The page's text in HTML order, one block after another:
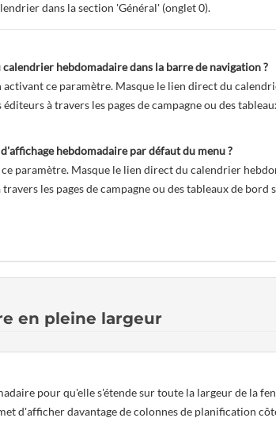
dans la section 'Général' (onglet 0).
hebdomadaire dans la barre de navigation ?
ce paramètre. Masque le lien direct du
à travers les pages de campagne ou des
hebdomadaire par défaut du menu ?
paramètre. Masque le lien direct du calendrier
les pages de campagne ou des tableaux de
en pleine largeur
pour qu'elle s'étende sur toute la largeur de la
d'afficher davantage de colonnes de planification